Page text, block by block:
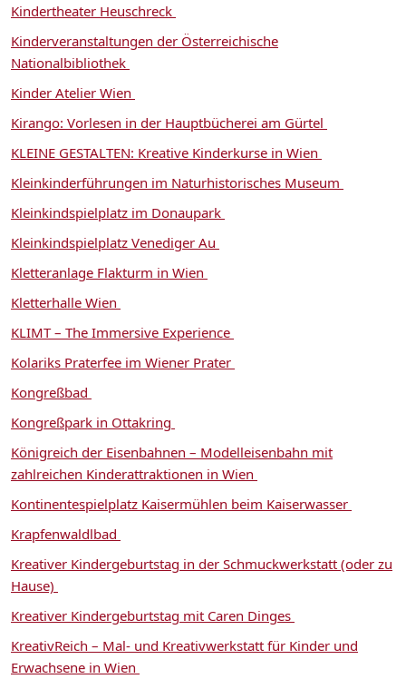
Kindertheater Heuschreck
Kinderveranstaltungen der Österreichische
Nationalbibliothek
Kinder Atelier Wien
Kirango: Vorlesen in der Hauptbücherei am Gürtel
KLEINE GESTALTEN: Kreative Kinderkurse in Wien
Kleinkinderführungen im Naturhistorisches Museum
Kleinkindspielplatz im Donaupark
Kleinkindspielplatz Venediger Au
Kletteranlage Flakturm in Wien
Kletterhalle Wien
KLIMT – The Immersive Experience
Kolariks Praterfee im Wiener Prater
Kongreßbad
Kongreßpark in Ottakring
Königreich der Eisenbahnen – Modelleisenbahn mit
zahlreichen Kinderattraktionen in Wien
Kontinentespielplatz Kaisermühlen beim Kaiserwasser
Krapfenwaldlbad
Kreativer Kindergeburtstag in der Schmuckwerkstatt (oder zu
Hause)
Kreativer Kindergeburtstag mit Caren Dinges
KreativReich – Mal- und Kreativwerkstatt für Kinder und
Erwachsene in Wien